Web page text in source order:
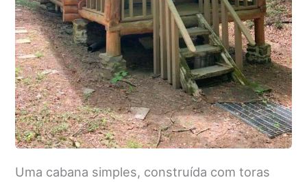
Uma cabana simples, construída com toras